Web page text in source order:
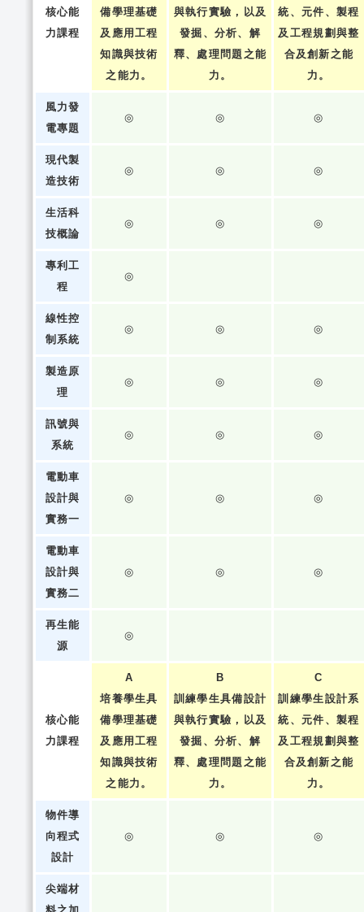
核心能
力課程
備學理基礎
及應用工程
知識與技術
之能力。
與執行實驗，以及
發掘、分析、解
釋、處理問題之能
力。
統、元件、製程
及工程規劃與整
合及創新之能
力。
風力發
電專題
◎ ◎ ◎
現代製
造技術
◎ ◎ ◎
生活科
技概論
◎ ◎ ◎
專利工
程
◎
線性控
制系統
◎ ◎ ◎
製造原
理
◎ ◎ ◎
訊號與
系統
◎ ◎ ◎
電動車
設計與
實務一
◎ ◎ ◎
電動車
設計與
實務二
◎ ◎ ◎
再生能
源
◎
核心能
力課程
A
培養學生具
備學理基礎
及應用工程
知識與技術
之能力。
B
訓練學生具備設計
與執行實驗，以及
發掘、分析、解
釋、處理問題之能
力。
C
訓練學生設計系
統、元件、製程
及工程規劃與整
合及創新之能
力。
物件導
向程式
設計
◎ ◎ ◎
尖端材